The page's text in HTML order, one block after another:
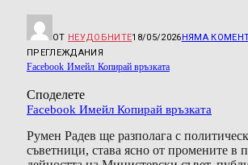
ОТ НЕУДОБНИТЕ18/05/2026НЯМА
ПРЕГЛЕЖДАНИЯ
Facebook Имейл Копирай връзката
Споделете
Facebook Имейл Копирай връзката
Румен Радев ще разполага с
съветници, става ясно от промените в